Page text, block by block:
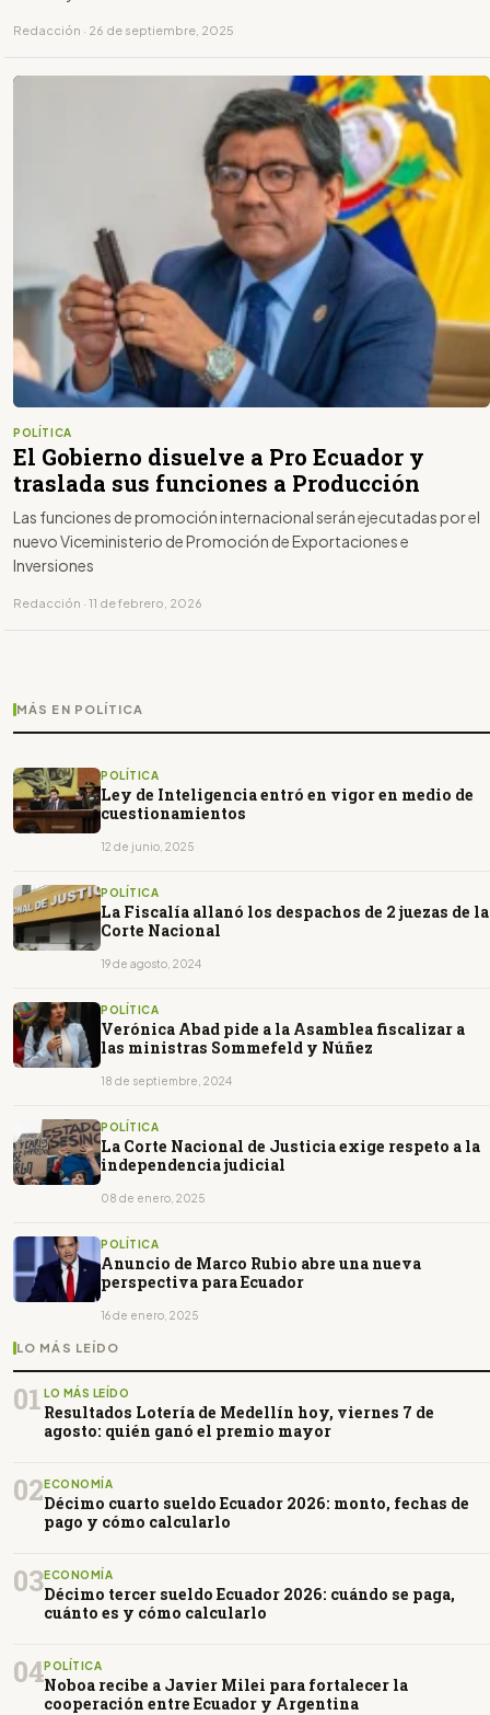
Redacción · 26 de septiembre, 2025
POLÍTICA
El Gobierno disuelve a Pro Ecuador y
traslada sus funciones a Producción
Las funciones de promoción internacional serán ejecutadas por el
nuevo Viceministerio de Promoción de Exportaciones e
Inversiones
Redacción · 11 de febrero, 2026
MÁS EN POLÍTICA
POLÍTICA
Ley de Inteligencia entró en vigor en medio de
cuestionamientos
12 de junio, 2025
POLÍTICA
La Fiscalía allanó los despachos de 2 juezas de la
Corte Nacional
19 de agosto, 2024
POLÍTICA
Verónica Abad pide a la Asamblea fiscalizar a
las ministras Sommefeld y Núñez
18 de septiembre, 2024
POLÍTICA
La Corte Nacional de Justicia exige respeto a la
independencia judicial
08 de enero, 2025
POLÍTICA
Anuncio de Marco Rubio abre una nueva
perspectiva para Ecuador
16 de enero, 2025
LO MÁS LEÍDO
01 LO MÁS LEÍDO
Resultados Lotería de Medellín hoy, viernes 7 de
agosto: quién ganó el premio mayor
02ECONOMÍA
Décimo cuarto sueldo Ecuador 2026: monto, fechas de
pago y cómo calcularlo
03ECONOMÍA
Décimo tercer sueldo Ecuador 2026: cuándo se paga,
cuánto es y cómo calcularlo
04POLÍTICA
Noboa recibe a Javier Milei para fortalecer la
cooperación entre Ecuador y Argentina